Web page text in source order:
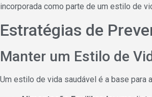
incorporada como parte de um estilo de
Estratégias de
Manter um Estilo de
Um estilo de vida saudável é a base para